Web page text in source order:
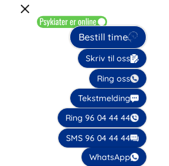
Bestill time
Skriv til oss
Ring oss
Tekstmelding
Ring 96 04 44 44
SMS 96 04 44 44
WhatsApp